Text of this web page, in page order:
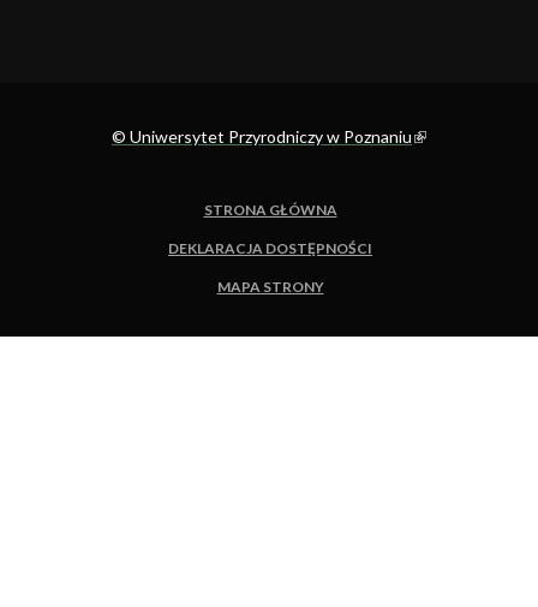
© Uniwersytet Przyrodniczy w Poznaniu(link is external)
STRONA GŁÓWNA
DEKLARACJA DOSTĘPNOŚCI
MAPA STRONY